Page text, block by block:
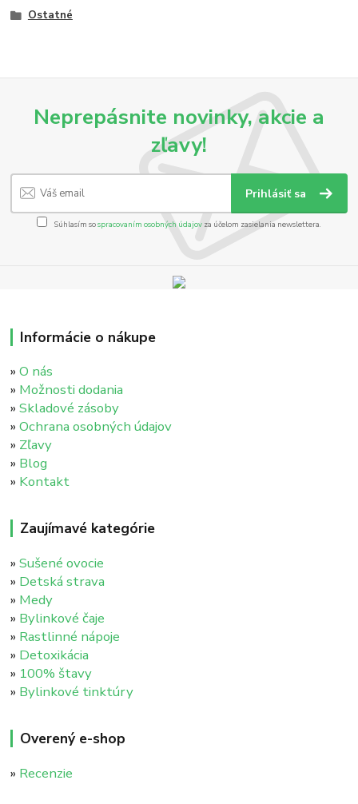
Ostatné
Neprepásnite novinky, akcie a
zľavy!
Prihlásiť sa
Súhlasím sospracovaním osobných údajov za účelom zasielania newslettera.
Informácie o nákupe
»O nás
» Možnosti dodania
»Skladové zásoby
»Ochrana osobných údajov
» Zľavy
» Blog
» Kontakt
Zaujímavé kategórie
»Sušené ovocie
» Detská strava
» Medy
» Bylinkové čaje
» Rastlinné nápoje
» Detoxikácia
» 100% štavy
» Bylinkové tinktúry
Overený e-shop
» Recenzie